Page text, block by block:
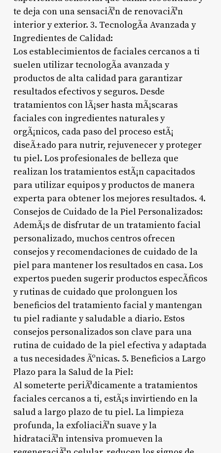
te deja con una sensaciÃ³n de renovaciÃ³n
interior y exterior. 3. TecnologÃ­a Avanzada y
Ingredientes de Calidad:
Los establecimientos de faciales cercanos a ti
suelen utilizar tecnologÃ­a avanzada y
productos de alta calidad para garantizar
resultados efectivos y seguros. Desde
tratamientos con lÃ¡ser hasta mÃ¡scaras
faciales con ingredientes naturales y
orgÃ¡nicos, cada paso del proceso estÃ¡
diseÃ±ado para nutrir, rejuvenecer y proteger
tu piel. Los profesionales de belleza que
realizan los tratamientos estÃ¡n capacitados
para utilizar equipos y productos de manera
experta para obtener los mejores resultados. 4.
Consejos de Cuidado de la Piel Personalizados:
AdemÃ¡s de disfrutar de un tratamiento facial
personalizado, muchos centros ofrecen
consejos y recomendaciones de cuidado de la
piel para mantener los resultados en casa. Los
expertos pueden sugerir productos especÃ­ficos
y rutinas de cuidado que prolonguen los
beneficios del tratamiento facial y mantengan
tu piel radiante y saludable a diario. Estos
consejos personalizados son clave para una
rutina de cuidado de la piel efectiva y adaptada
a tus necesidades Ãºnicas. 5. Beneficios a Largo
Plazo para la Salud de la Piel:
Al someterte periÃ³dicamente a tratamientos
faciales cercanos a ti, estÃ¡s invirtiendo en la
salud a largo plazo de tu piel. La limpieza
profunda, la exfoliaciÃ³n suave y la
hidrataciÃ³n intensiva promueven la